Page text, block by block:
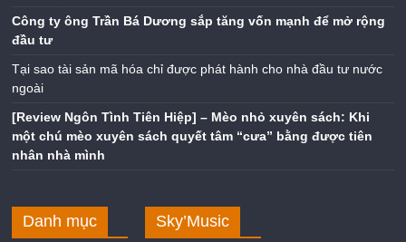
Công ty ông Trần Bá Dương sắp tăng vốn mạnh để mở rộng
đầu tư
Tại sao tài sản mã hóa chỉ được phát hành cho nhà đầu tư nước
ngoài
[Review Ngôn Tình Tiên Hiệp] – Mèo nhỏ xuyên sách: Khi
một chú mèo xuyên sách quyết tâm “cưa” bằng được tiên
nhân nhà mình
Danh mục Sky’Music